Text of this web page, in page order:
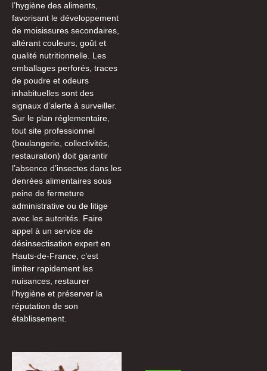
l’hygiène des aliments,
favorisant le développement
de moisissures secondaires,
altérant couleurs, goût et
qualité nutritionnelle. Les
emballages perforés, traces
de poudre et odeurs
inhabituelles sont des
signaux d’alerte à surveiller.
Sur le plan réglementaire,
tout site professionnel
(boulangerie, collectivités,
restauration) doit garantir
l’absence d’insectes dans les
denrées alimentaires sous
peine de fermeture
administrative ou de litige
avec les autorités. Faire
appel à un service de
désinsectisation expert en
Hauts-de-France, c’est
limiter rapidement les
nuisances, restaurer
l’hygiène et préserver la
réputation de son
établissement.